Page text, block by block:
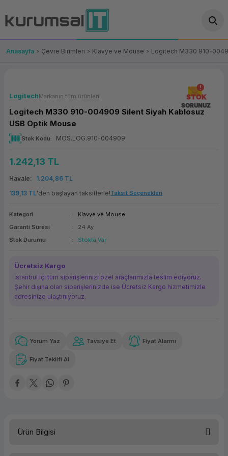
Geri Dön
Geri Dön
OT/VT Ürünleri
Fiş Yazıcı
Self Servis Ekranı
Panel PC
(Firewall)
Bileşenleri
Geri Dön
Makinesi
Makinesi
Geri Dön
Çözümleri
Geri Dön
Geri Dön
Bağlantı
Yedekleme
Geri Dön
Ürünler
Paketi
Anasayfa Çevre Birimleri Klavye ve Mouse Logitech M330 910-
STOK
SORUNUZ
LogitechMarkanın tüm ürünleri
Logitech M330 910-004909 Silent Siyah Kablosuz
USB Optik Mouse
Stok Kodu MOS.LOG.910-004909
1.242,13 TL
Havale
1.204,86 TL
139,13 TL'den başlayan taksitlerle!Taksit Seçenekleri
Kategori
Klavye ve Mouse
Garanti Süresi
24 Ay
Stok Durumu
Stokta Var
Ücretsiz Kargo
İstanbul içi tüm siparişlerinizi özel araçlarımızla teslim ediyoruz.
Şehir dışına olan siparişlerinizde ise Ücretsiz Kargo hizmetimizle
adresinize ulaştırııyoruz.
Güvenilir Alışveriş
Kolay iade imkanı
139,13 TL
Yorum Yaz Tavsiye Et Fiyat Alarmı
Fiyat Teklifi Al
Ürün Bilgisi